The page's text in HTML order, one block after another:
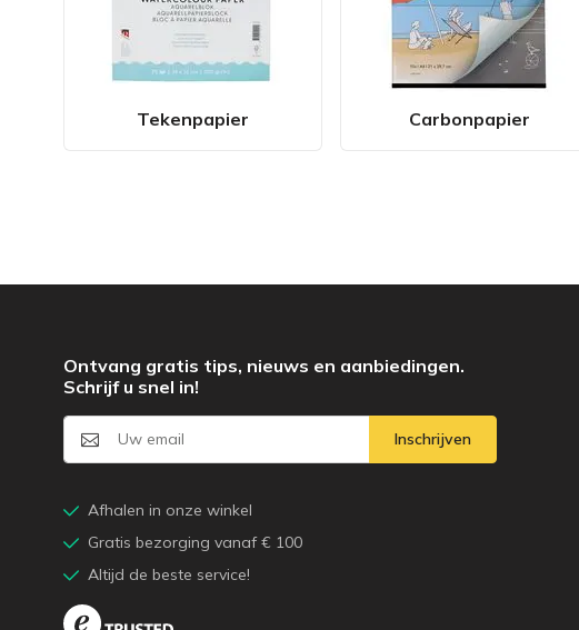
Tekenpapier Carbonpapier
Ontvang gratis tips, nieuws en aanbiedingen.
Schrijf u snel in!
Inschrijven
Afhalen in onze winkel
Gratis bezorging vanaf € 100
Altijd de beste service!